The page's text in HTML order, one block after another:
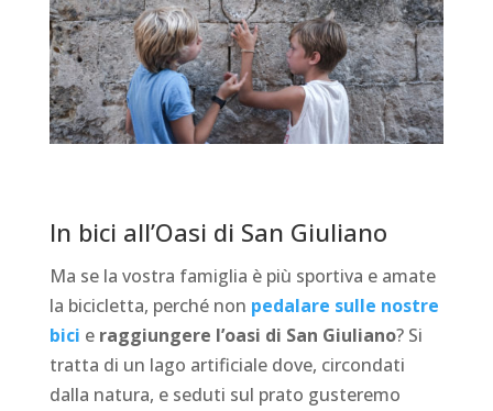
In bici all’Oasi di San Giuliano
Ma se la vostra famiglia è più sportiva e amate
la bicicletta, perché non pedalare sulle nostre
bici e raggiungere l’oasi di San Giuliano? Si
tratta di un lago artificiale dove, circondati
dalla natura, e seduti sul prato gusteremo